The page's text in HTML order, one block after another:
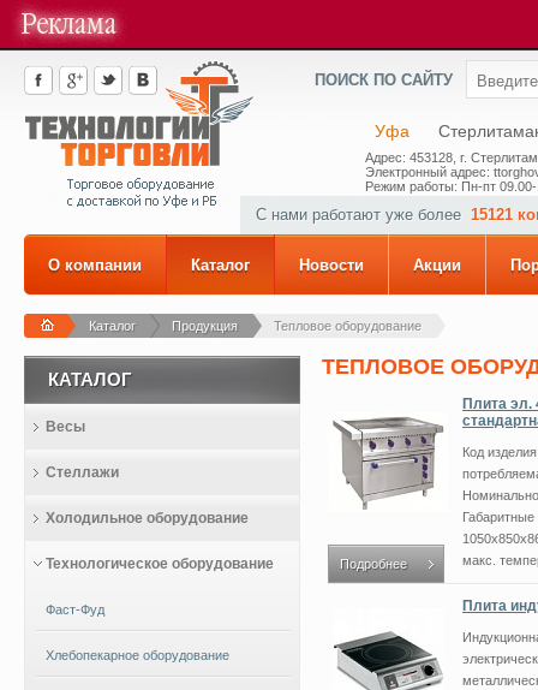
ПОИСК ПО САЙТУ
Уфа
Адрес: 453128, г.
Электронный адрес:
Режим работы: Пн-пт
С нами работают уже более 15121
О компании Каталог Новости Акции
Каталог Продукция Тепловое оборудование
ТЕПЛОВОЕ
Подробнее
Плита
Код
макс.
Плита
КАТАЛОГ
Весы
Стеллажи
Холодильное оборудование
Технологическое оборудование
Фаст-Фуд
Хлебопекарное оборудование